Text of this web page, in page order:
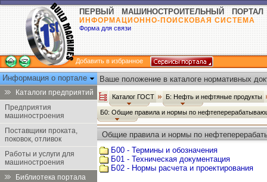
ПЕРВЫЙ МАШИНОСТРОИТЕЛЬНЫЙ ПОРТАЛ
ИНФОРМАЦИОННО-ПОИСКОВАЯ СИСТЕМА
Форма для связи
Добавить в избранное
Информация о портале
Каталоги предприятий
Предприятия
машиностроения
Поставщики проката,
поковок, отливок
Работы и услуги для
машиностроения
Библиотека портала
Ваше положение в каталоге нормативных
Каталог ГОСТ Б: Нефть и нефтяные продукты
Б0: Общие правила и нормы по
Общие правила и нормы по
Б00 - Термины и обозначения
Б01 - Техническая документация
Б02 - Нормы расчета и проектирования